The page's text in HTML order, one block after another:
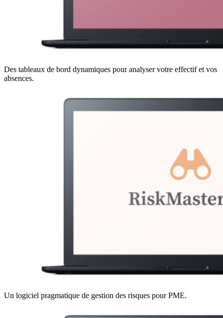
Des tableaux de bord dynamiques pour analyser votre effectif et vos
absences.
Un logiciel pragmatique de gestion des risques pour PME.